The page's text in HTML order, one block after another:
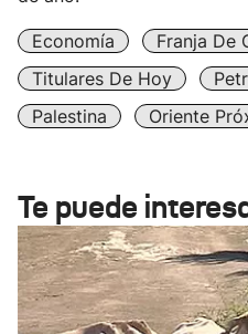
Economía
Franja De
Titulares De Hoy
Palestina
Oriente
Te puede